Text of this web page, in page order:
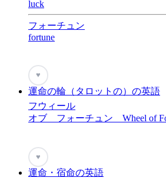
luck
フォーチュン
fortune
♥
運命の輪（タロットの）の英語
フウィール
オブ フォーチュン Wheel of
♥
運命・宿命の英語